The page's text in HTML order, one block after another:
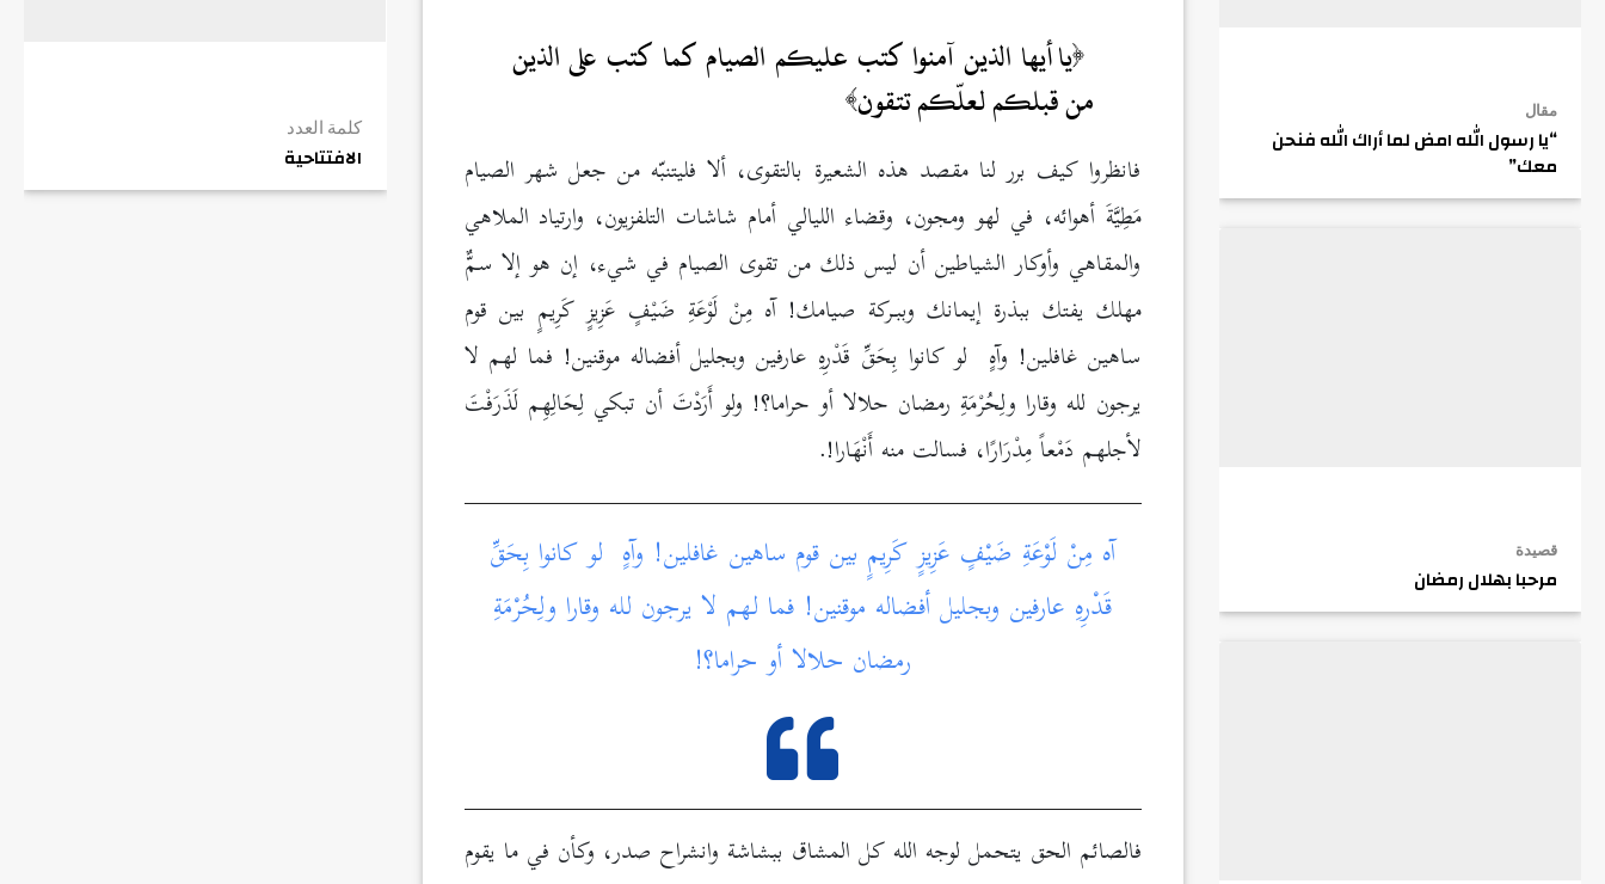
مقال
“يا رسول الله امض لما أراك الله فنحن
معك”
قصيدة
مرحبا بهلال رمضان
يا أيها الذين آمنوا كتب عليكم الصيام كما كتب على الذين
من قبلكم لعلّكم تتقون
فانظروا كيف برر لنا مقصد هذه الشعيرة بالتقوى، ألا فليتنبّه من جعل شهر الصيام
مَطِيَّةَ أهوائه، في لهو ومجون، وقضاء الليالي أمام شاشات التلفزيون، وارتياد الملاهي
والمقاهي وأوكار الشياطين أن ليس ذلك من تقوى الصيام في شيء، إن هو إلا سمٌّ
مهلك يفتك ببذرة إيمانك وببـركة صيامك! آه مِنْ لَوْعَةِ ضَيْفٍ عَزِيزٍ كَرِيمٍ بين قوم
ساهين غافلين! وآهٍ لو كانوا بِحَقِّ قَدْرِهِ عارفين وبجليل أفضاله موقنين! فما لهم لا
يرجون لله وقارا ولِحُرْمَةِ رمضان حلالا أو حراما؟! ولو أَرَدْتَ أن تبكي لِحَالِهِم لَذَرَفْتَ
لأجلهم دَمْعاً مِدْرَارًا، فسالت منه أَنْهَارا!.
آه مِنْ لَوْعَةِ ضَيْفٍ عَزِيزٍ كَرِيمٍ بين قوم ساهين غافلين! وآهٍ لو كانوا بِحَقِّ
قَدْرِهِ عارفين وبجليل أفضاله موقنين! فما لهم لا يرجون لله وقارا ولِحُرْمَةِ
رمضان حلالا أو حراما؟!
فالصائم الحق يتحمل لوجه الله كل المشاق ببشاشة وانشراح صدر، وكأن في ما يقوم
كلمة العدد
الافتتاحية